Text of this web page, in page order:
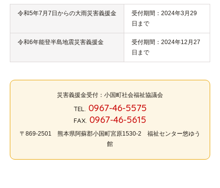
令和5年7月7日からの大雨災害義援金
受付期間：2024年3月29
日まで
令和6年能登半島地震災害義援金
受付期間：2024年12月27
日まで
災害義援金受付：小国町社会福祉協議会
TEL. 0967-46-5575
FAX. 0967-46-5615
〒869-2501 熊本県阿蘇郡小国町宮原1530-2 福祉センター悠ゆう
館